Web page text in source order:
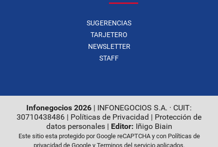
SUGERENCIAS
TARJETERO
NEWSLETTER
STAFF
Infonegocios 2026 | INFONEGOCIOS S.A. · CUIT:
30710438486 | Políticas de Privacidad | Protección de
datos personales| Editor: Iñigo Biain
Este sitio esta protegido por Google reCAPTCHA y con Políticas de
privacidad de Googley Terminos del servicioaplicados.